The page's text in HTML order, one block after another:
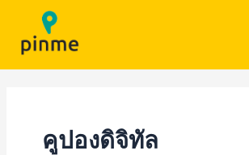
content
คูปองดิจิทัล